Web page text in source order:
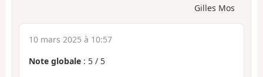
Gilles Mos
10 mars 2025 à 10:57
Note globale : 5 / 5